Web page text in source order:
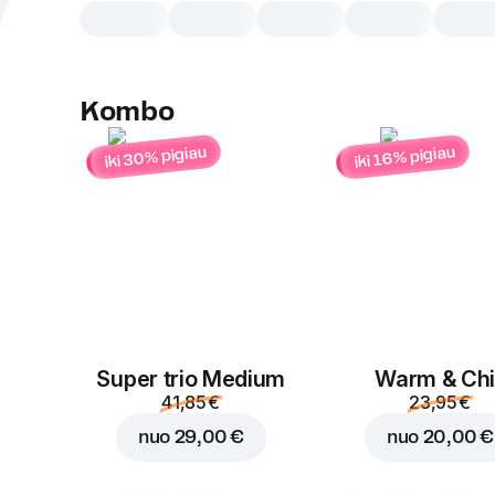
Kombo
iki 30% pigiau
Super trio Medium
41,85 €
nuo 29,00 €
iki 16% pigiau
Warm &
23,95 €
nuo 20,00 €